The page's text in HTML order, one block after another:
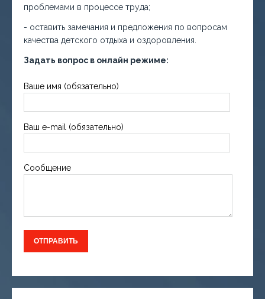
проблемами в процессе труда;
- оставить замечания и предложения по вопросам
качества детского отдыха и оздоровления.
Задать вопрос в онлайн режиме:
Ваше имя (обязательно)
Ваш e-mail (обязательно)
Сообщение